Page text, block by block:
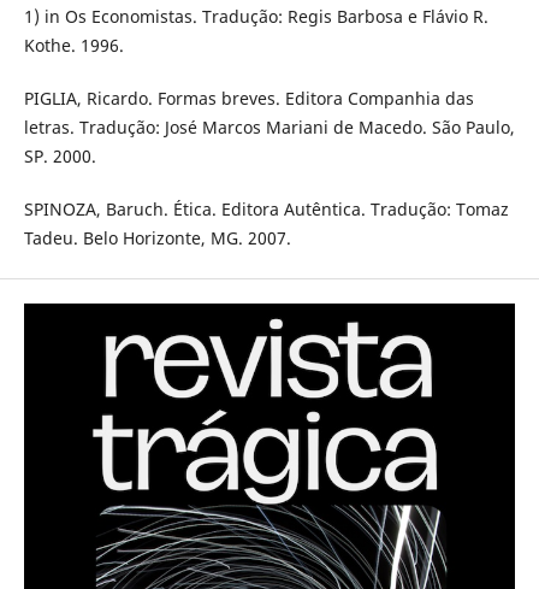
1) in Os Economistas. Tradução: Regis Barbosa e Flávio R.
Kothe. 1996.
PIGLIA, Ricardo. Formas breves. Editora Companhia das
letras. Tradução: José Marcos Mariani de Macedo. São Paulo,
SP. 2000.
SPINOZA, Baruch. Ética. Editora Autêntica. Tradução: Tomaz
Tadeu. Belo Horizonte, MG. 2007.